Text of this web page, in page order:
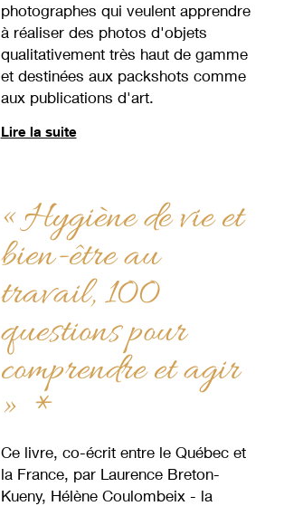
photographes qui veulent apprendre
à réaliser des photos d'objets
qualitativement très haut de gamme
et destinées aux packshots comme
aux publications d'art.
Lire la suite
« Hygiène de vie et
bien-être au
travail, 100
questions pour
comprendre et agir
» *
Ce livre, co-écrit entre le Québec et
la France, par Laurence Breton-
Kueny, Hélène Coulombeix - la